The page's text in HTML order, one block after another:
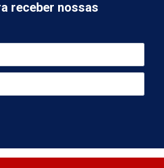
receber nossas